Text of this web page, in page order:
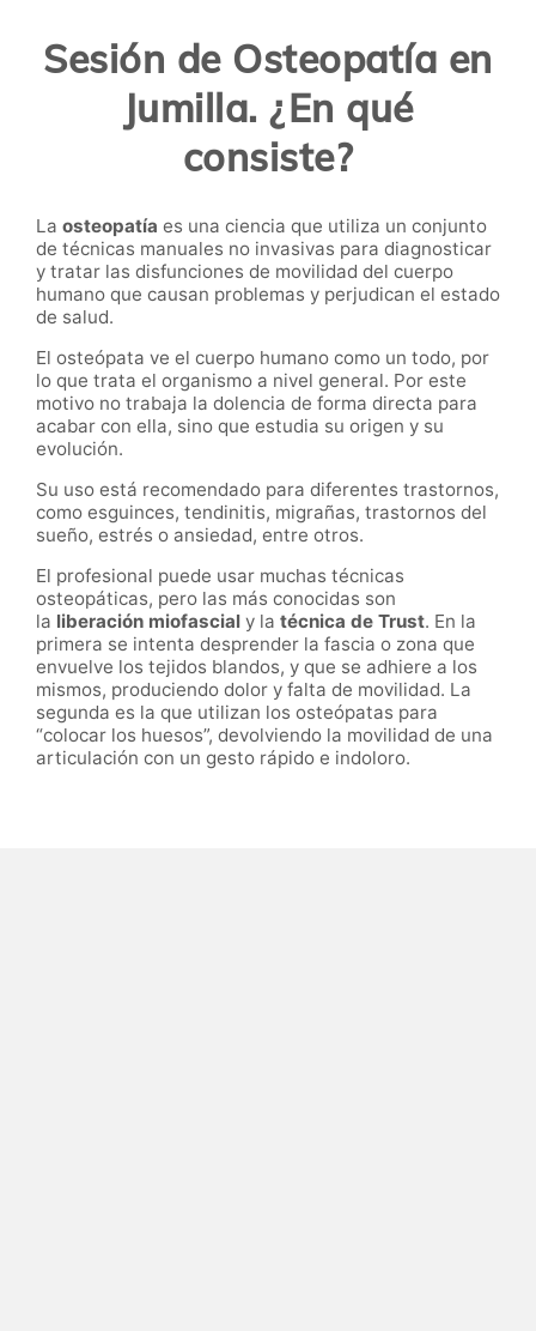
Sesión de Osteopatía en
Jumilla. ¿En qué
consiste?
La osteopatía es una ciencia que utiliza un conjunto
de técnicas manuales no invasivas para diagnosticar
y tratar las disfunciones de movilidad del cuerpo
humano que causan problemas y perjudican el estado
de salud.
El osteópata ve el cuerpo humano como un todo, por
lo que trata el organismo a nivel general. Por este
motivo no trabaja la dolencia de forma directa para
acabar con ella, sino que estudia su origen y su
evolución.
Su uso está recomendado para diferentes trastornos,
como esguinces, tendinitis, migrañas, trastornos del
sueño, estrés o ansiedad, entre otros.
El profesional puede usar muchas técnicas
osteopáticas, pero las más conocidas son
la liberación miofascial y la técnica de Trust. En la
primera se intenta desprender la fascia o zona que
envuelve los tejidos blandos, y que se adhiere a los
mismos, produciendo dolor y falta de movilidad. La
segunda es la que utilizan los osteópatas para
“colocar los huesos”, devolviendo la movilidad de una
articulación con un gesto rápido e indoloro.